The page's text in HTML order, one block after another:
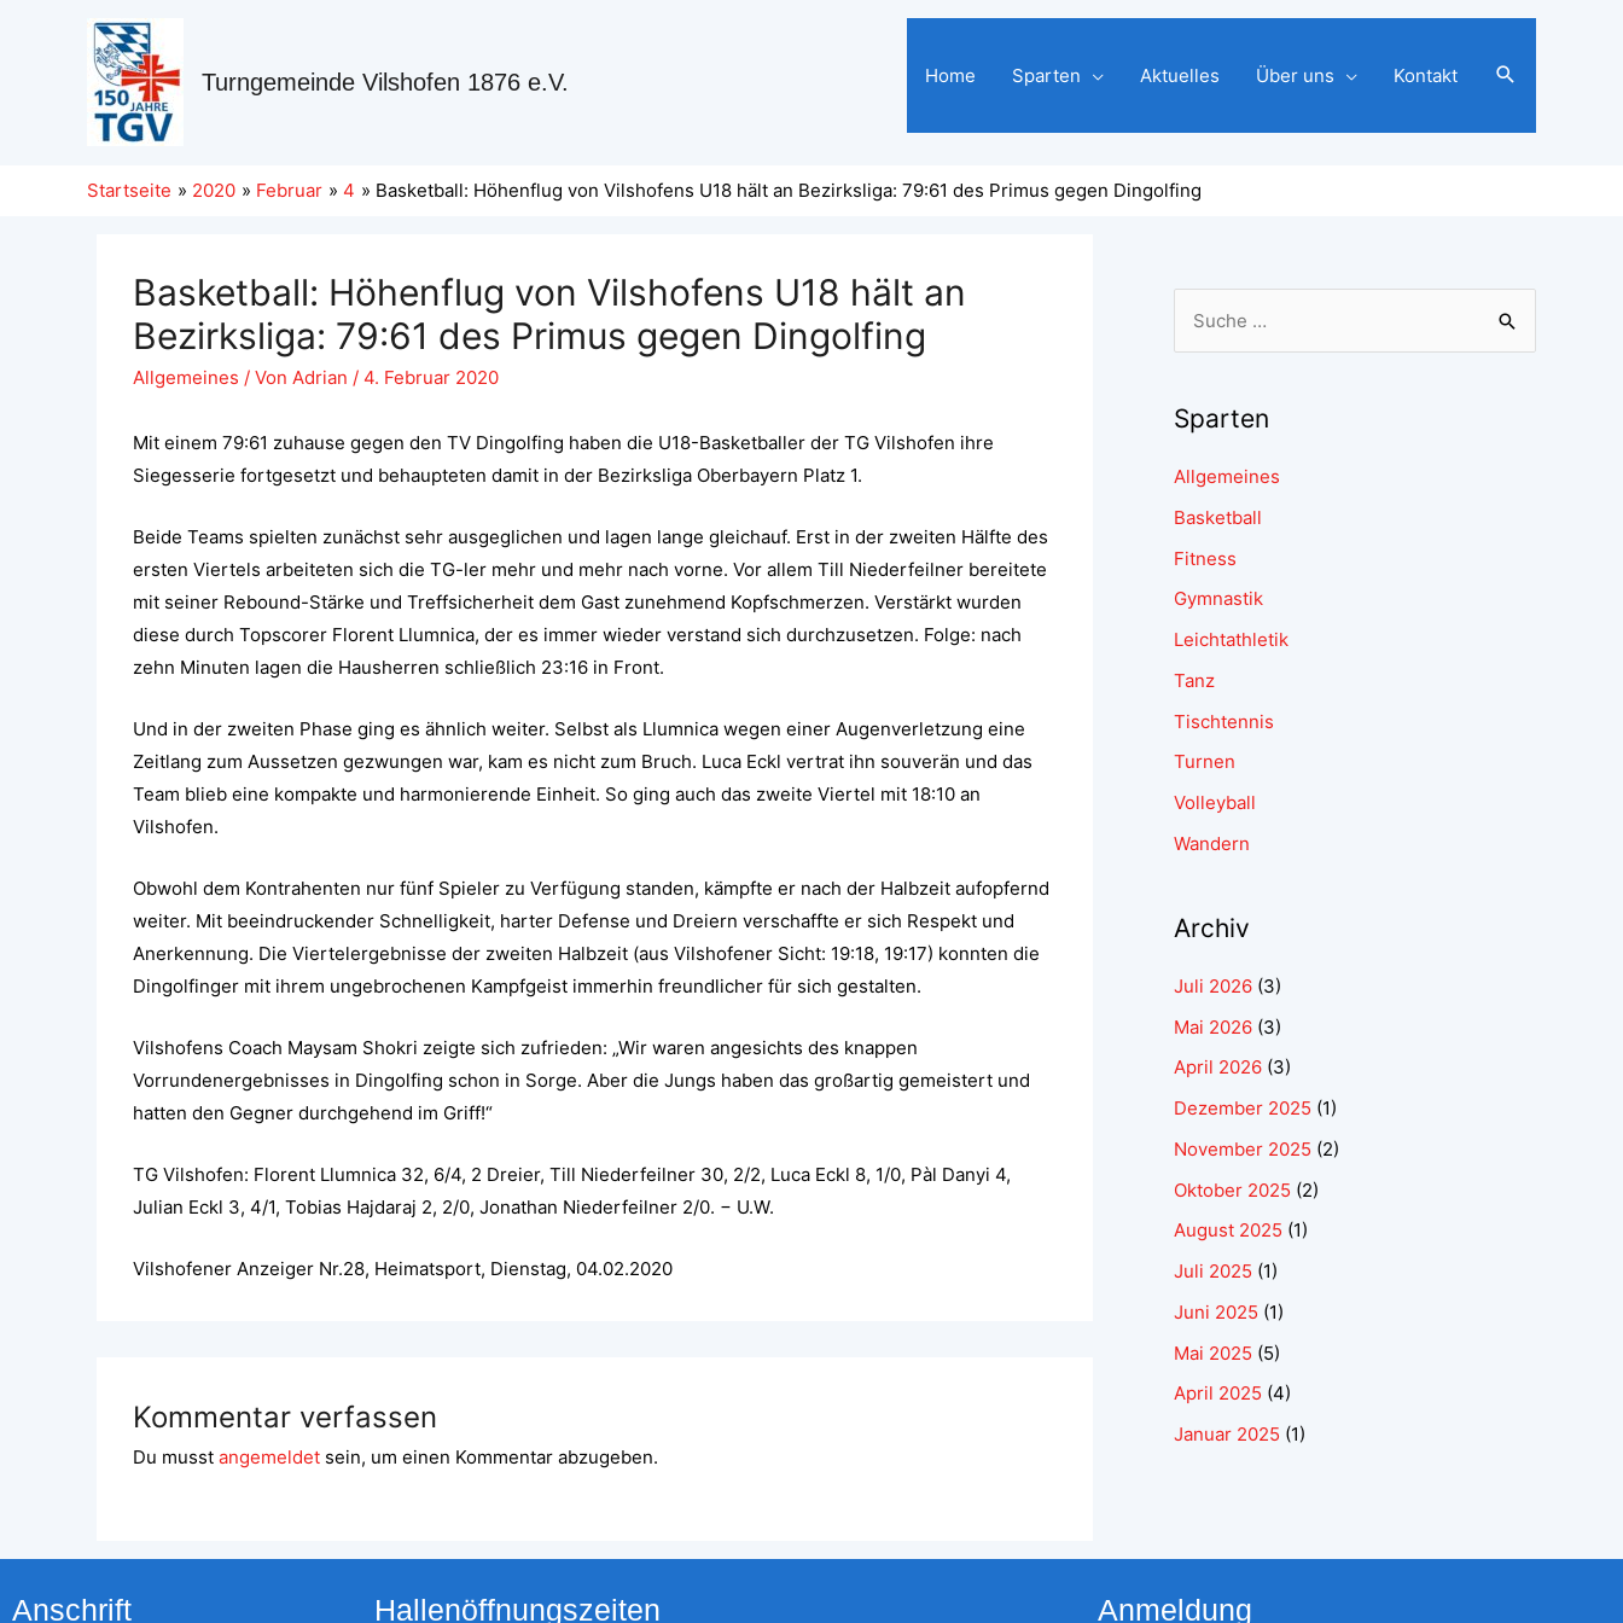
Turngemeinde Vilshofen 1876 e.V. Home Sparten Aktuelles Über uns Kontakt
Startseite 2020 Februar 4 Basketball: Höhenflug von Vilshofens U18 hält an Bezirksliga: 79:61 des Primus gegen Dingolfing
Basketball: Höhenflug von Vilshofens U18 hält an
Bezirksliga: 79:61 des Primus gegen Dingolfing
Allgemeines / Von Adrian / 4. Februar 2020
Mit einem 79:61 zuhause gegen den TV Dingolfing haben die U18-Basketballer der TG Vilshofen ihre
Siegesserie fortgesetzt und behaupteten damit in der Bezirksliga Oberbayern Platz 1.
Beide Teams spielten zunächst sehr ausgeglichen und lagen lange gleichauf. Erst in der zweiten Hälfte des
ersten Viertels arbeiteten sich die TG-ler mehr und mehr nach vorne. Vor allem Till Niederfeilner bereitete
mit seiner Rebound-Stärke und Treffsicherheit dem Gast zunehmend Kopfschmerzen. Verstärkt wurden
diese durch Topscorer Florent Llumnica, der es immer wieder verstand sich durchzusetzen. Folge: nach
zehn Minuten lagen die Hausherren schließlich 23:16 in Front.
Und in der zweiten Phase ging es ähnlich weiter. Selbst als Llumnica wegen einer Augenverletzung eine
Zeitlang zum Aussetzen gezwungen war, kam es nicht zum Bruch. Luca Eckl vertrat ihn souverän und das
Team blieb eine kompakte und harmonierende Einheit. So ging auch das zweite Viertel mit 18:10 an
Vilshofen.
Obwohl dem Kontrahenten nur fünf Spieler zu Verfügung standen, kämpfte er nach der Halbzeit aufopfernd
weiter. Mit beeindruckender Schnelligkeit, harter Defense und Dreiern verschaffte er sich Respekt und
Anerkennung. Die Viertelergebnisse der zweiten Halbzeit (aus Vilshofener Sicht: 19:18, 19:17) konnten die
Dingolfinger mit ihrem ungebrochenen Kampfgeist immerhin freundlicher für sich gestalten.
Vilshofens Coach Maysam Shokri zeigte sich zufrieden: „Wir waren angesichts des knappen
Vorrundenergebnisses in Dingolfing schon in Sorge. Aber die Jungs haben das großartig gemeistert und
hatten den Gegner durchgehend im Griff!“
TG Vilshofen: Florent Llumnica 32, 6/4, 2 Dreier, Till Niederfeilner 30, 2/2, Luca Eckl 8, 1/0, Pàl Danyi 4,
Julian Eckl 3, 4/1, Tobias Hajdaraj 2, 2/0, Jonathan Niederfeilner 2/0. − U.W.
Vilshofener Anzeiger Nr.28, Heimatsport, Dienstag, 04.02.2020
Kommentar verfassen
Du musst angemeldetsein, um einen Kommentar abzugeben.
Sparten
Allgemeines
Basketball
Fitness
Gymnastik
Leichtathletik
Tanz
Tischtennis
Turnen
Volleyball
Wandern
Archiv
Juli 2026 (3)
Mai 2026 (3)
April 2026 (3)
Dezember 2025 (1)
November 2025 (2)
Oktober 2025 (2)
August 2025 (1)
Juli 2025 (1)
Juni 2025 (1)
Mai 2025 (5)
April 2025 (4)
Januar 2025 (1)
Anschrift Hallenöffnungszeiten Anmeldung